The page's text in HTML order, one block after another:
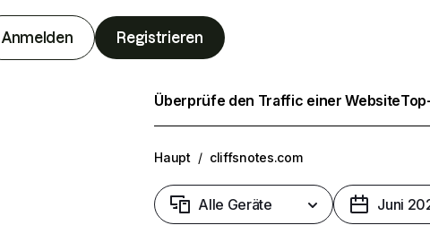
Anmelden Registrieren
Überprüfe den Traffic einer Website
Haupt / cliffsnotes.com
Alle Geräte Juni